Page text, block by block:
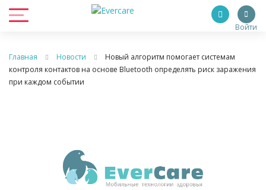
Войти
Главная Новости
Новый алгоритм помогает системам
контроля контактов на основе Bluetooth определять риск заражения
при каждом событии